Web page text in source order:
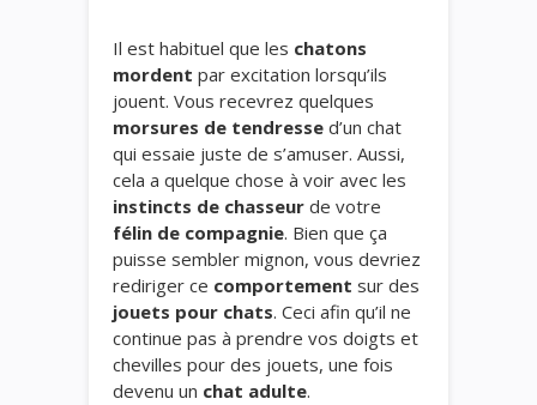
Il est habituel que les chatons
mordent par excitation lorsqu’ils
jouent. Vous recevrez quelques
morsures de tendresse d’un chat
qui essaie juste de s’amuser. Aussi,
cela a quelque chose à voir avec les
instincts de chasseur de votre
félin de compagnie. Bien que ça
puisse sembler mignon, vous devriez
rediriger ce comportement sur des
jouets pour chats. Ceci afin qu’il ne
continue pas à prendre vos doigts et
chevilles pour des jouets, une fois
devenu un chat adulte.